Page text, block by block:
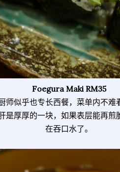
Foegura Maki RM35
师似乎也专长西餐，菜单内不
是厚厚的一块，如果表层能再
在吞口水了。